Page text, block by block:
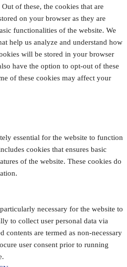
of these, the cookies that are
on your browser as they are
functionalities of the website. We
help us analyze and understand how
will be stored in your browser
have the option to opt-out of these
of these cookies may affect your
essential for the website to function
cookies that ensures basic
of the website. These cookies do
necessary for the website to
to collect user personal data via
contents are termed as non-necessary
user consent prior to running